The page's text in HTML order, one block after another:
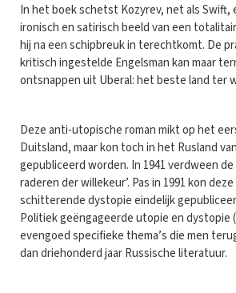
In het boek schetst Kozyrev, net als Swift,
ironisch en satirisch beeld van een
hij na een schipbreuk in terechtkomt. De
kritisch ingestelde Engelsman kan maar
ontsnappen uit Uberal: het beste land ter
Deze anti-utopische roman mikt op het
Duitsland, maar kon toch in het Rusland
gepubliceerd worden. In 1941 verdween de
raderen der willekeur’. Pas in 1991 kon
schitterende dystopie eindelijk
Politiek geëngageerde utopie en dystopie
evengoed specifieke thema’s die men
dan driehonderd jaar Russische literatuur.